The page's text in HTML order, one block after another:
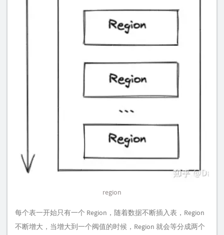
region
每个表一开始只有一个 Region，随着数据不断插入表，Region
不断增大，当增大到一个阀值的时候，Region 就会等分成两个